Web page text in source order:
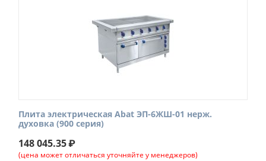
Плита электрическая Abat ЭП-6ЖШ-01 нерж.
духовка (900 серия)
148 045.35₽
(цена может отличаться уточняйте у менеджеров)